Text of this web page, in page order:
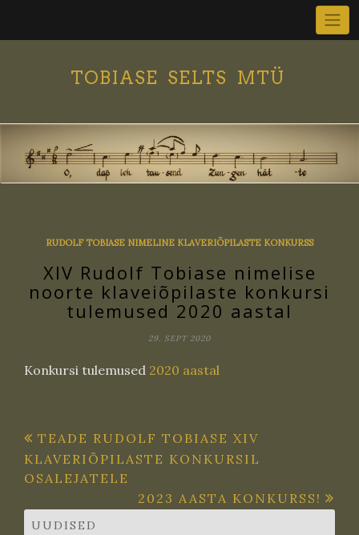
TOBIASE SELTS MTÜ
RUDOLF TOBIASE NIMELINE KLAVERIÕPILASTE KONKURSS
XIV Rudolf Tobiase nimelise
noorte klaveiõpilaste konkursi
tulemused 2020 aastal
29. SEPT 2020
Konkursi tulemused 2020 aastal
Navigeerimine
TEADE RUDOLF TOBIASE XIV
KLAVERIÕPILASTE KONKURSIL
OSALEJATELE
2023 AASTA KONKURSS!
UUDISED